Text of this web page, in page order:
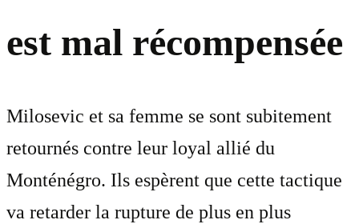
est mal récompensée
Milosevic et sa femme se sont subitement
retournés contre leur loyal allié du
Monténégro. Ils espèrent que cette tactique
va retarder la rupture de plus en plus